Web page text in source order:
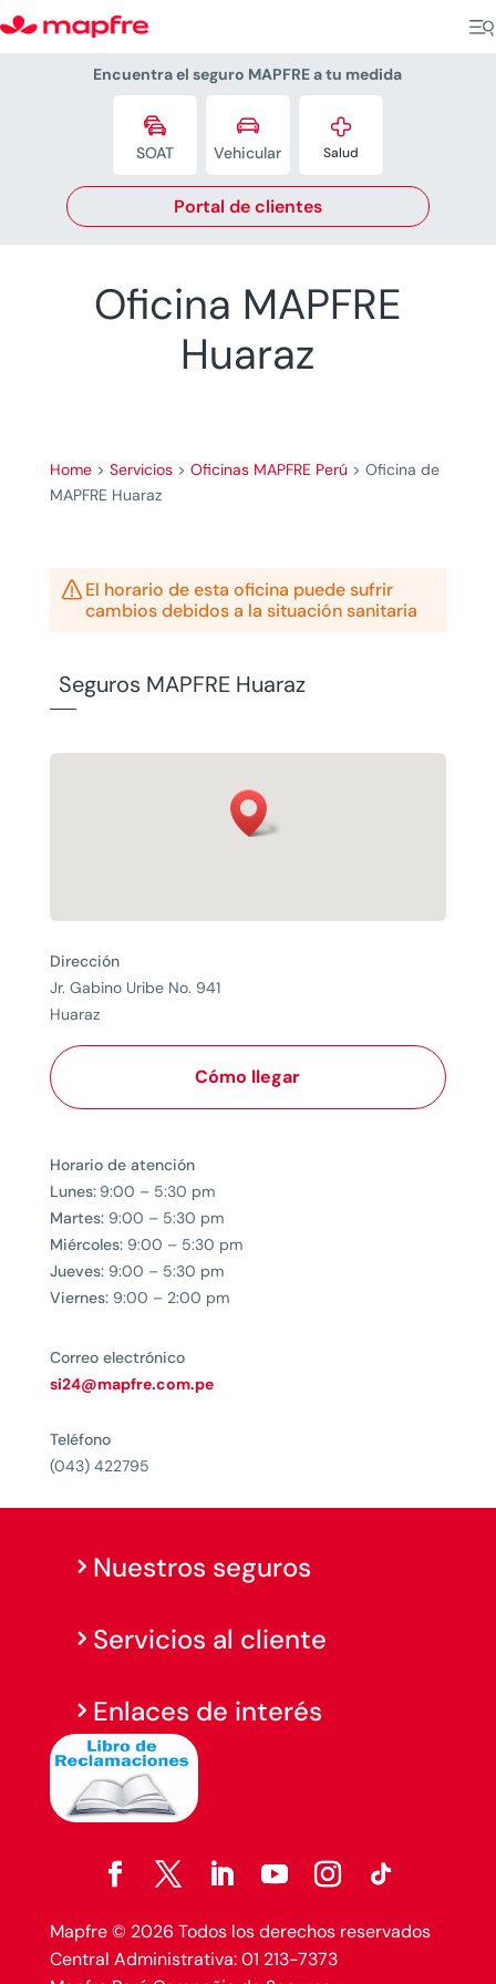
Encuentra el seguro MAPFRE a tu medida

SOAT

Vehicular

Salud
Portal de clientes
Oficina MAPFRE
Huaraz
Home> Servicios> Oficinas MAPFRE Perú > Oficina de
MAPFRE Huaraz
El horario de esta oficina puede sufrir
cambios debidos a la situación sanitaria
Seguros MAPFRE Huaraz
Dirección
Jr. Gabino Uribe No. 941
Huaraz
Cómo llegar
Horario de atención
Lunes: 9:00 – 5:30 pm
Martes:9:00 – 5:30 pm
Miércoles:9:00 – 5:30 pm
Jueves:9:00 – 5:30 pm
Viernes:9:00 – 2:00 pm
Correo electrónico
si24@mapfre.com.pe
Teléfono
(043) 422795
Nuestros seguros
Servicios al cliente
Enlaces de interés
Mapfre © 2026 Todos los derechos reservados
Central Administrativa: 01 213-7373